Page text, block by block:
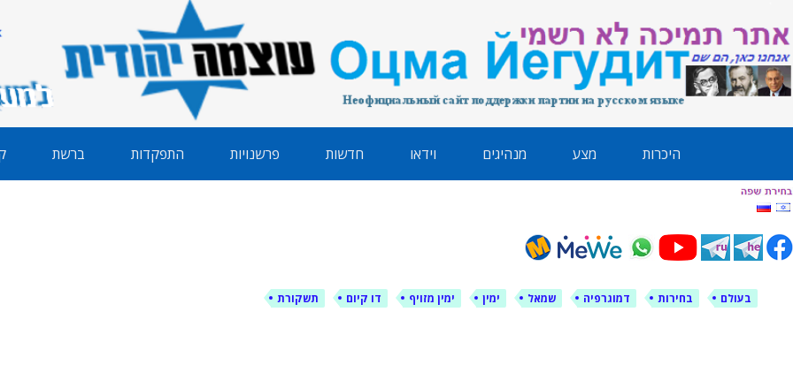
לימין עוצמה יהודית
היכרות מצע מנהיגים וידאו חדשות פרשנויות התפקדות ברשת
בעולם בחירות דמוגרפיה שמאל ימין ימין מזויף דו קיום תשקורת